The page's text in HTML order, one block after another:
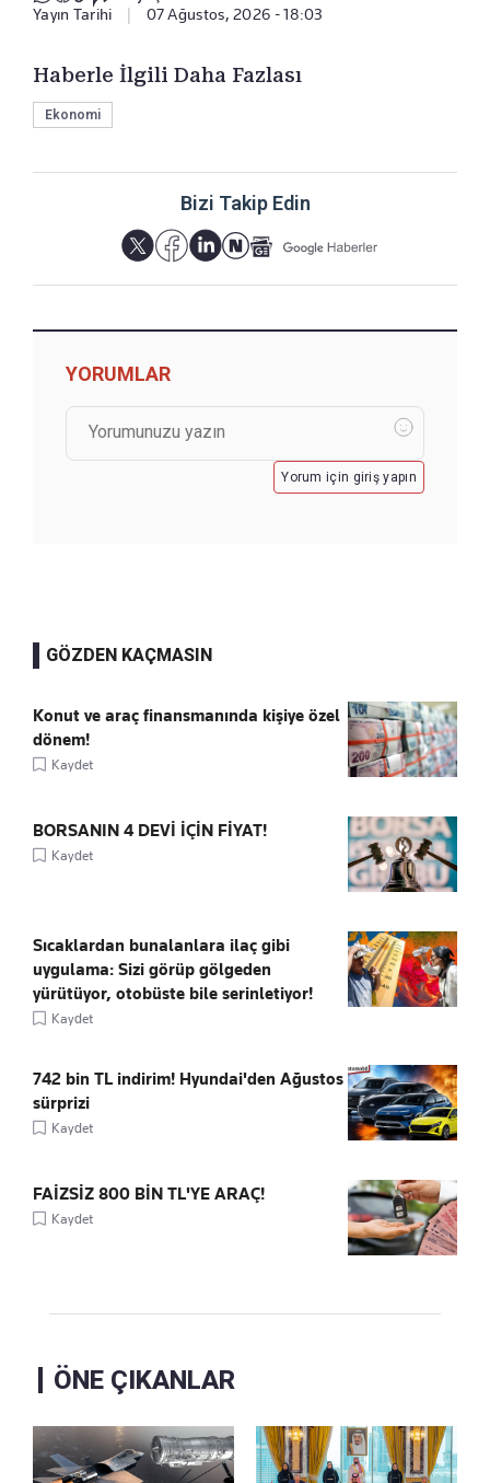
Yayın Tarihi 07 Ağustos, 2026 - 18:03
Haberle İlgili Daha Fazlası
Ekonomi
Bizi Takip Edin
YORUMLAR
Yorum için giriş yapın
GÖZDEN KAÇMASIN
Konut ve araç finansmanında kişiye özel
dönem!
Kaydet
BORSANIN 4 DEVİ İÇİN FİYAT!
Kaydet
Sıcaklardan bunalanlara ilaç gibi
uygulama: Sizi görüp gölgeden
yürütüyor, otobüste bile serinletiyor!
Kaydet
742 bin TL indirim! Hyundai'den Ağustos
sürprizi
Kaydet
FAİZSİZ 800 BİN TL'YE ARAÇ!
Kaydet
ÖNE ÇIKANLAR